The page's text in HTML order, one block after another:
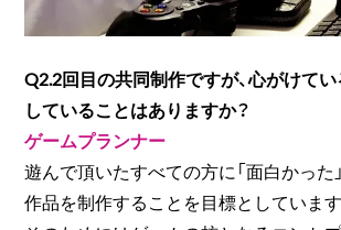
Q2.2回目の共同制作ですが、心がけて
していることはありますか？
ゲームプランナー
遊んで頂いたすべての方に「面白かった
作品を制作することを目標としています